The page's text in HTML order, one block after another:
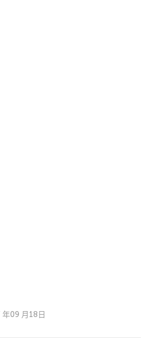
年09 月18日